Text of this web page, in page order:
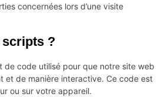
concernées lors d’une visite
scripts ?
de code utilisé pour que notre site web
et de manière interactive. Ce code est
ou sur votre appareil.